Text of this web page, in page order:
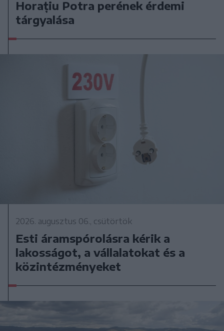
Horațiu Potra perének érdemi
tárgyalása
2026. augusztus 06., csütörtök
Esti áramspórolásra kérik a
lakosságot, a vállalatokat és a
közintézményeket